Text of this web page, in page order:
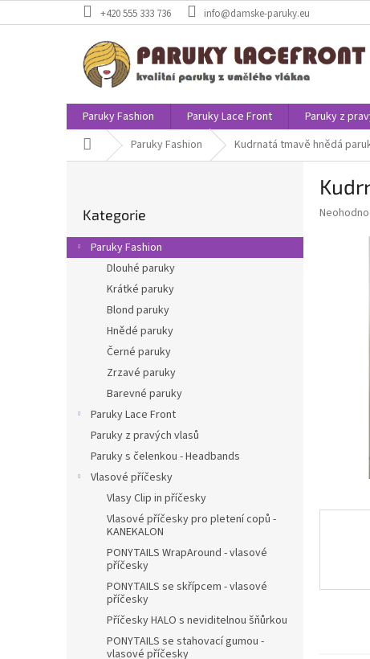
na
+420 555 333 736 info@damske-paruky.eu
Paruky Fashion Paruky Lace Front Paruky z
Domů Paruky Fashion Kudrnatá tmavě hnědá
r
a
kategorie
Kategorie
Paruky Fashion
Dlouhé paruky
Krátké paruky
Blond paruky
Hnědé paruky
Černé paruky
Zrzavé paruky
Barevné paruky
Paruky Lace Front
Paruky z pravých vlasů
Paruky s čelenkou - Headbands
Vlasové příčesky
Vlasy Clip in příčesky
Vlasové příčesky pro pletení copů -
KANEKALON
PONYTAILS WrapAround - vlasové
příčesky
PONYTAILS se skřípcem - vlasové
příčesky
Příčesky HALO s neviditelnou šňůrkou
PONYTAILS se stahovací gumou -
vlasové příčesky
Průměrné